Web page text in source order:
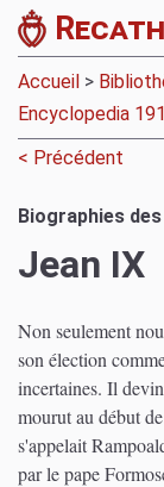
Accueil >
Encyclopedia
< Précédent
Biographies
Jean IX
Non seulement
son élection
incertaines. Il
mourut au début
s'appelait
par le pape